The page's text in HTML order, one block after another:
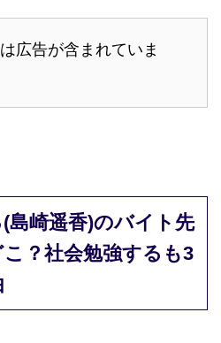
広告が含まれていま
(島崎遥香)のバイト先
？社会勉強するも3